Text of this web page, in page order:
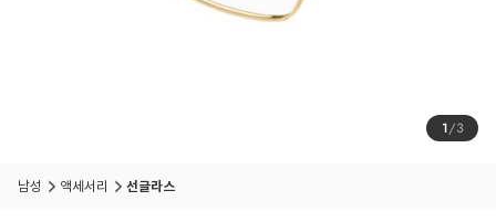
1/3
남성 액세서리 선글라스